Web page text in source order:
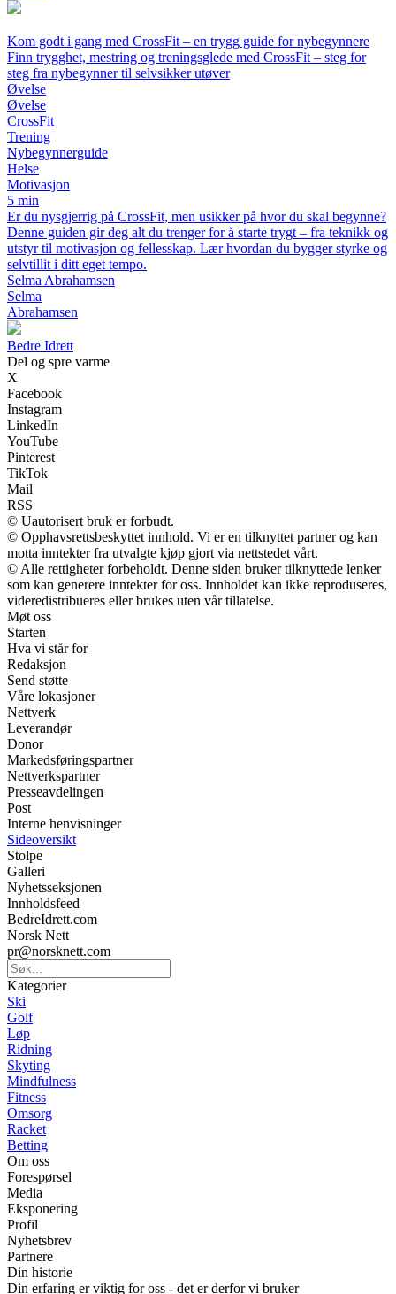
Kom godt i gang med CrossFit – en trygg guide for nybegynnere
Finn trygghet, mestring og treningsglede med CrossFit – steg for
steg fra nybegynner til selvsikker utøver
Øvelse
Øvelse
CrossFit
Trening
Nybegynnerguide
Helse
Motivasjon
5 min
Er du nysgjerrig på CrossFit, men usikker på hvor du skal begynne?
Denne guiden gir deg alt du trenger for å starte trygt – fra teknikk og
utstyr til motivasjon og fellesskap. Lær hvordan du bygger styrke og
selvtillit i ditt eget tempo.
Selma Abrahamsen
Selma
Abrahamsen
Bedre Idrett
Del og spre varme
X
Facebook
Instagram
LinkedIn
YouTube
Pinterest
TikTok
Mail
RSS
© Uautorisert bruk er forbudt.
© Opphavsrettsbeskyttet innhold. Vi er en tilknyttet partner og kan
motta inntekter fra utvalgte kjøp gjort via nettstedet vårt.
© Alle rettigheter forbeholdt. Denne siden bruker tilknyttede lenker
som kan generere inntekter for oss. Innholdet kan ikke reproduseres,
videredistribueres eller brukes uten vår tillatelse.
Møt oss
Starten
Hva vi står for
Redaksjon
Send støtte
Våre lokasjoner
Nettverk
Leverandør
Donor
Markedsføringspartner
Nettverkspartner
Presseavdelingen
Post
Interne henvisninger
Sideoversikt
Stolpe
Galleri
Nyhetsseksjonen
Innholdsfeed
BedreIdrett.com
Norsk Nett
pr@norsknett.com
Kategorier
Ski
Golf
Løp
Ridning
Skyting
Mindfulness
Fitness
Omsorg
Racket
Betting
Om oss
Forespørsel
Media
Eksponering
Profil
Nyhetsbrev
Partnere
Din historie
Din erfaring er viktig for oss - det er derfor vi bruker